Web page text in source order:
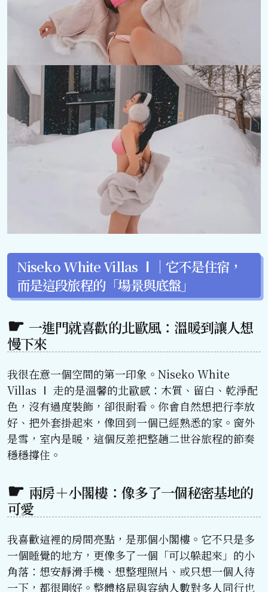
Niseko White Villas Ⅰ｜它不是住宿，
而是這段旅程的「場景與底盤」
一進門就喜歡的北歐風：溫暖到讓人想
慢下來
我很在意一個空間的第一印象。Niseko White
Villas Ⅰ 走的是溫馨的北歐感：木質、留白、乾淨配
色，沒有過度裝飾，卻很耐看。你會自然想把行李放
好、把外套掛起來，像回到一個已經熟悉的家。窗外
是雪，室內是暖，這個反差把整趟二世谷旅程的節奏
穩穩撐住。
兩房＋小閣樓：像多了一個秘密基地的
可愛
我喜歡這裡的房間亮點，是那個小閣樓。它不只是多
一個睡覺的地方，更像多了一個「可以躲起來」的小
角落：想安靜滑手機、想整理照片、或只想一個人待
一下，都很剛好。整體格局與容納人數對多人同行也